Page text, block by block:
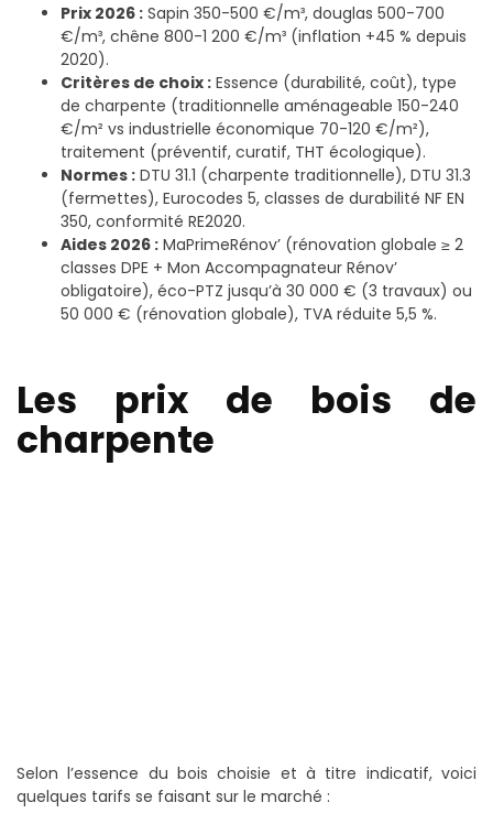
Prix 2026 : Sapin 350-500 €/m³, douglas 500-700
€/m³, chêne 800-1 200 €/m³ (inflation +45 % depuis
2020).
Critères de choix : Essence (durabilité, coût), type
de charpente (traditionnelle aménageable 150-240
€/m² vs industrielle économique 70-120 €/m²),
traitement (préventif, curatif, THT écologique).
Normes : DTU 31.1 (charpente traditionnelle), DTU 31.3
(fermettes), Eurocodes 5, classes de durabilité NF EN
350, conformité RE2020.
Aides 2026 : MaPrimeRénov’ (rénovation globale ≥ 2
classes DPE + Mon Accompagnateur Rénov’
obligatoire), éco-PTZ jusqu’à 30 000 € (3 travaux) ou
50 000 € (rénovation globale), TVA réduite 5,5 %.
Les prix de bois de
charpente
Selon l’essence du bois choisie et à titre indicatif, voici
quelques tarifs se faisant sur le marché :